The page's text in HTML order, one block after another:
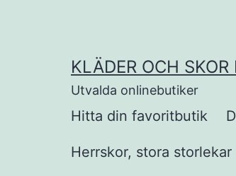
KLÄDER OCH SKOR
Utvalda onlinebutiker
Hitta din favoritbutik
Herrskor, stora storlekar